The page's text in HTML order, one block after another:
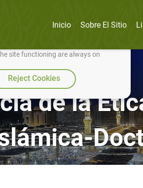
and so we can continually improve it.
site functioning are always on
Reject Cookies
Inicio Sobre El Sitio
de la